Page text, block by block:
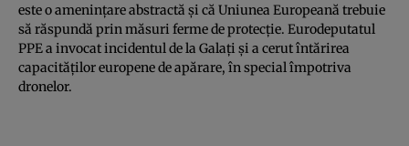
este o amenințare abstractă și că Uniunea Europeană trebuie
să răspundă prin măsuri ferme de protecție. Eurodeputatul
PPE a invocat incidentul de la Galați și a cerut întărirea
capacităților europene de apărare, în special împotriva
dronelor.